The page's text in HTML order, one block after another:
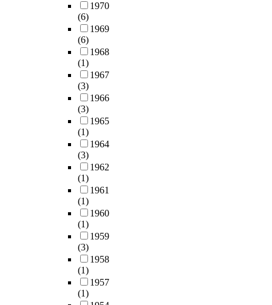
1970
(6)
1969
(6)
1968
(1)
1967
(3)
1966
(3)
1965
(1)
1964
(3)
1962
(1)
1961
(1)
1960
(1)
1959
(3)
1958
(1)
1957
(1)